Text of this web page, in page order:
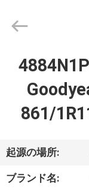
ダ
ク
2026
GUANGZHOU
861/
起源の場所:
ブランド名: